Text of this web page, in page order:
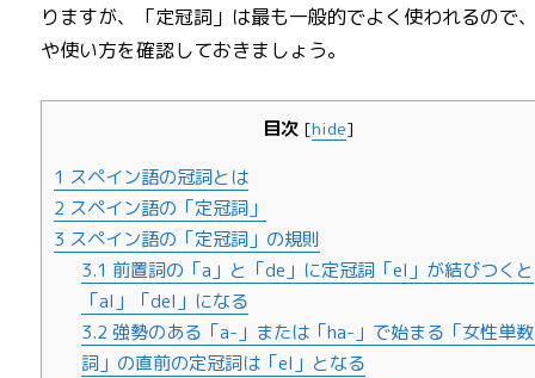
りますが、「定冠詞」は最も一般的でよく使われるので
や使い方を確認しておきましょう。
目次 [hide]
1 スペイン語の冠詞とは
2 スペイン語の「定冠詞」
3 スペイン語の「定冠詞」の規則
3.1 前置詞の「a」と「de」に定冠詞「el」が結びつくと
「al」「del」になる
3.2 強勢のある「a-」または「ha-」で始まる「女性単
詞」の直前の定冠詞は「el」となる